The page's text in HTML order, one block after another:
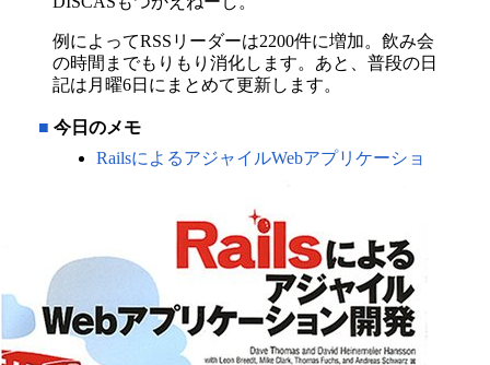
例によってRSSリーダーは2200件に増加。飲み会
の時間までもりもり消化します。あと、普段の日
記は月曜6日にまとめて更新します。
■ 今日のメモ
RailsによるアジャイルWebアプリケーショ